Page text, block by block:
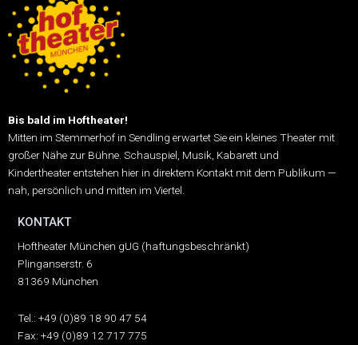
Bis bald im Hoftheater!
Mitten im Stemmerhof in Sendling erwartet Sie ein kleines Theater mit
großer Nähe zur Bühne. Schauspiel, Musik, Kabarett und
Kindertheater entstehen hier in direktem Kontakt mit dem Publikum —
nah, persönlich und mitten im Viertel.
KONTAKT
Hoftheater München gUG (haftungsbeschränkt)
Plinganserstr. 6
81369 München
Tel.: +49 (0)89 18 90 47 54
Fax: +49 (0)89 12 717 775